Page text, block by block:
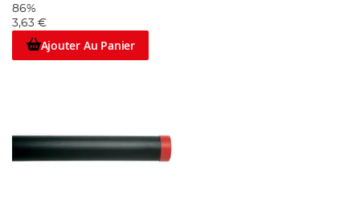
86%
3,63 €
Ajouter Au Panier